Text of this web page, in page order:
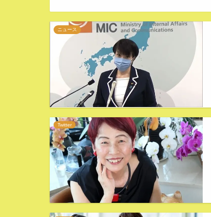
ニュース
Twitter